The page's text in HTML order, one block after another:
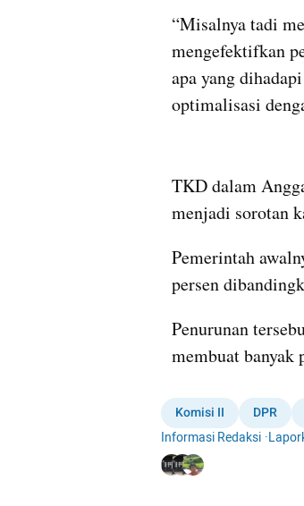
“Misalnya tadi
mengefektifkan
apa yang
optimalisasi
TKD dalam
menjadi sorotan
Pemerintah
persen
Penurunan
membuat banyak
Komisi II DPR
Informasi Redaksi ·